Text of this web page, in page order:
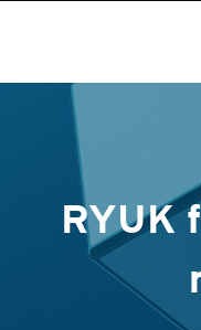
RYUK